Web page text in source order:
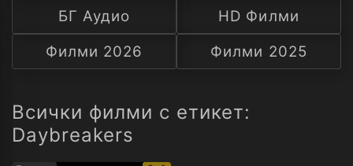
С
А
БГ Аудио
HD Филми
Филми 2026
Филми 2025
Всички филми с етикет:
Daybreakers